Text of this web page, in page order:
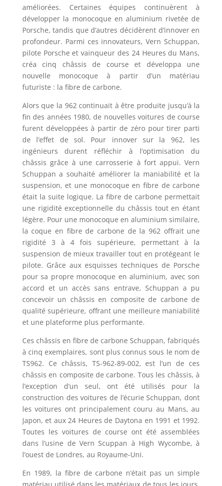
améliorées. Certaines équipes continuèrent à
développer la monocoque en aluminium rivetée de
Porsche, tandis que d’autres décidèrent d’innover en
profondeur. Parmi ces innovateurs, Vern Schuppan,
pilote Porsche et vainqueur des 24 Heures du Mans,
créa cinq châssis de course et développa une
nouvelle monocoque à partir d’un matériau
futuriste : la fibre de carbone.
Alors que la 962 continuait à être produite jusqu’à la
fin des années 1980, de nouvelles voitures de course
furent développées à partir de zéro pour tirer parti
de l’effet de sol. Pour innover sur la 962, les
ingénieurs durent réfléchir à l’optimisation du
châssis grâce à une carrosserie à fort appui. Vern
Schuppan a souhaité améliorer la maniabilité et la
suspension, et une monocoque en fibre de carbone
était la suite logique. La fibre de carbone permettait
une rigidité exceptionnelle du châssis tout en étant
légère. Pour une monocoque en aluminium similaire,
la coque en fibre de carbone de la 962 offrait une
rigidité 3 à 4 fois supérieure, permettant à la
suspension de mieux travailler tout en protégeant le
pilote. Grâce aux esquisses techniques de Porsche
pour sa propre monocoque en aluminium, avec son
accord et un accès sans entrave, Schuppan a pu
concevoir un châssis en composite de carbone de
qualité supérieure, offrant une meilleure maniabilité
et une plateforme plus performante.
Ces châssis en fibre de carbone Schuppan, fabriqués
à cinq exemplaires, sont plus connus sous le nom de
TS962. Ce châssis, TS-962-89-002, est l’un de ces
châssis en composite de carbone. Tous les châssis, à
l’exception d’un seul, ont été utilisés pour la
construction des voitures de l’écurie Schuppan, dont
les voitures ont principalement couru au Mans, au
Japon, et aux 24 Heures de Daytona en 1991 et 1992.
Toutes les voitures de course ont été assemblées
dans l’usine de Vern Scuppan à High Wycombe, à
l’ouest de Londres, au Royaume-Uni.
En 1989, la fibre de carbone n’était pas un simple